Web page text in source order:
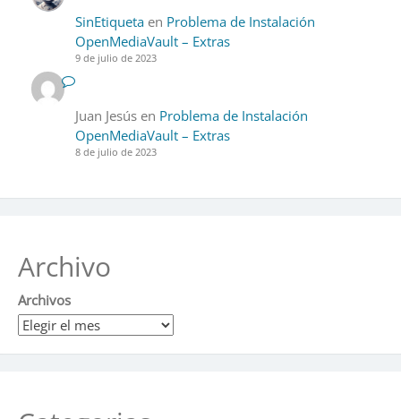
SinEtiquetaen Problema de Instalación
OpenMediaVault – Extras
9 de julio de 2023
Juan Jesúsen Problema de Instalación
OpenMediaVault – Extras
8 de julio de 2023
Archivo
Archivos